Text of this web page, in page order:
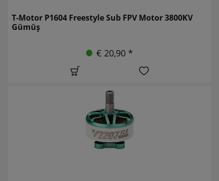
T-Motor P1604 Freestyle Sub FPV Motor 3800KV
Gümüş
€ 20,90 *